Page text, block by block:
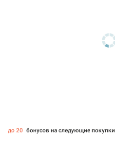
до 20 бонусов на следующие покупки